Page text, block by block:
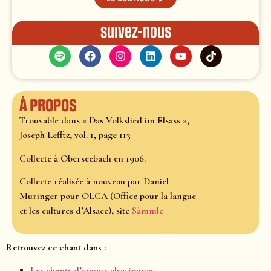
Suivez-nous
À propos
Trouvable dans « Das Volkslied im Elsass »,
Joseph Lefftz, vol. 1, page 113
Collecté à Oberseebach en 1906.
Collecte réalisée à nouveau par Daniel
Muringer pour OLCA (Office pour la langue
et les cultures d’Alsace), site Sàmmle
Retrouvez ce chant dans :